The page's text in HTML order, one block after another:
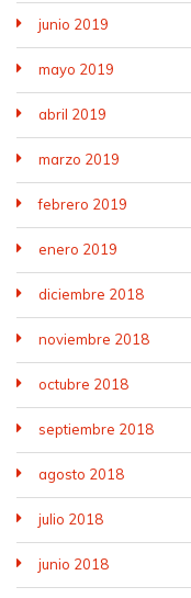
junio 2019
mayo 2019
abril 2019
marzo 2019
febrero 2019
enero 2019
diciembre 2018
noviembre 2018
octubre 2018
septiembre 2018
agosto 2018
julio 2018
junio 2018